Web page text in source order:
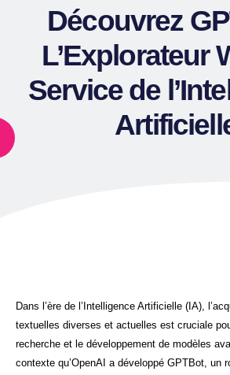
Découvrez
L’Explorateur
Service de
Dans l’ère de l’Intelligence Artificielle (IA),
textuelles diverses et actuelles est cruciale
recherche et le développement de modèles
contexte qu’OpenAI a développé GPTBot, un